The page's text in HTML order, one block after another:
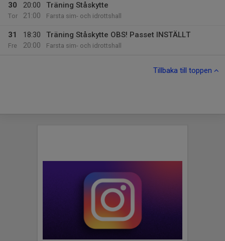
30
Tor
20:00
21:00
Träning Ståskytte
Farsta sim- och idrottshall
31
Fre
18:30
20:00
Träning Ståskytte OBS! Passet INSTÄLLT
Farsta sim- och idrottshall
Tillbaka till toppen